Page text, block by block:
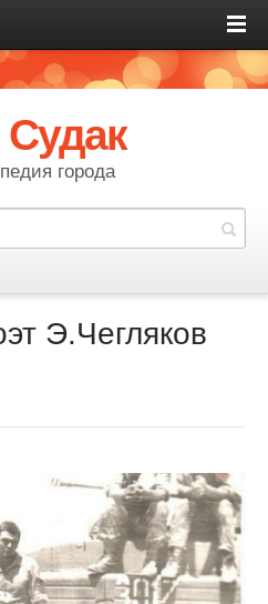
города
Э.Чегляков